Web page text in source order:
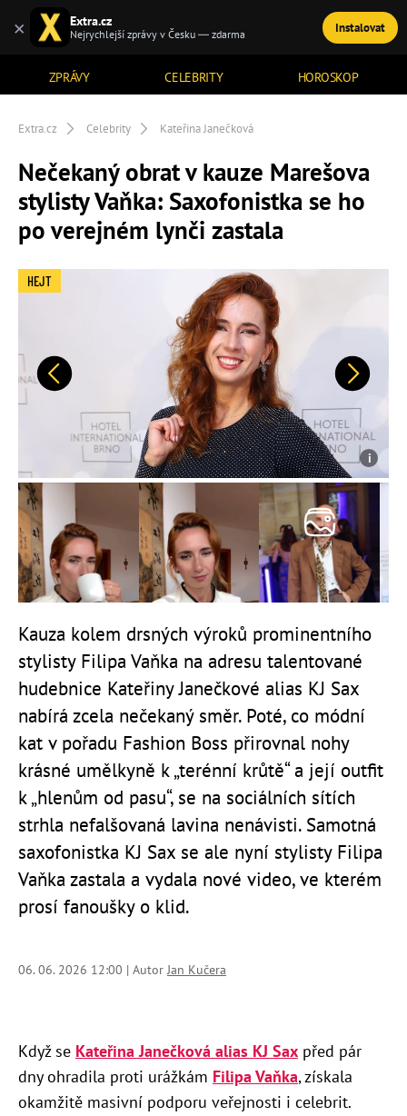
ZPRÁVY CELEBRITY HOROSKOP
TÉMATA
Extra.cz Celebrity Kateřina Janečková
Nečekaný obrat v kauze Marešova
stylisty Vaňka: Saxofonistka se ho
po verejném lynči zastala
Předchozí Další
HEJT
Kauza kolem drsných výroků prominentního
stylisty Filipa Vaňka na adresu talentované
hudebnice Kateřiny Janečkové alias KJ Sax
nabírá zcela nečekaný směr. Poté, co módní
kat v pořadu Fashion Boss přirovnal nohy
krásné umělkyně k „terénní krůtě“ a její outfit
k „hlenům od pasu“, se na sociálních sítích
strhla nefalšovaná lavina nenávisti. Samotná
saxofonistka KJ Sax se ale nyní stylisty Filipa
Vaňka zastala a vydala nové video, ve kterém
prosí fanoušky o klid.
06. 06. 2026 12:00 | AutorJan Kučera
Když se Kateřina Janečková alias KJ Sax před pár
dny ohradila proti urážkám Filipa Vaňka, získala
okamžitě masivní podporu veřejnosti i celebrit.
× Extra.cz
Nejrychlejší zprávy v Česku — zdarma Instalovat